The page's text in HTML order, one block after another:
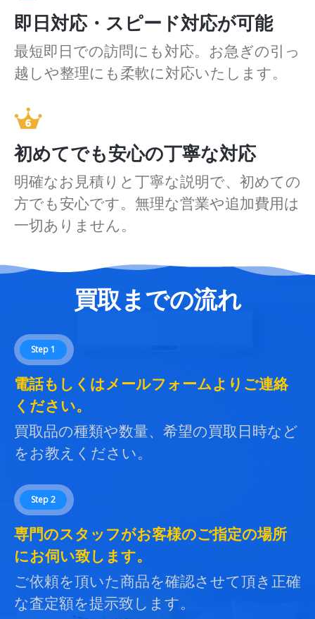
即日対応・スピード対応が可能
最短即日での訪問にも対応。お急ぎの引っ
越しや整理にも柔軟に対応いたします。
初めてでも安心の丁寧な対応
明確なお見積りと丁寧な説明で、初めての
方でも安心です。無理な営業や追加費用は
一切ありません。
買取までの流れ
Step 1
電話もしくはメールフォームよりご連絡
ください。
買取品の種類や数量、希望の買取日時など
をお教えください。
Step 2
専門のスタッフがお客様のご指定の場所
にお伺い致します。
ご依頼を頂いた商品を確認させて頂き正確
な査定額を提示致します。